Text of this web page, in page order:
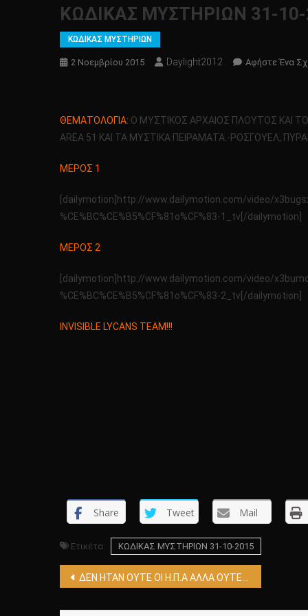
KΩΔΙΚΑΣ ΜΥΣΤΗΡΙΩΝ 31-10-
ΚΩΔΙΚΑΣ ΜΥΣΤΗΡΙΩΝ
2 Νοεμβρίου 2015 Daylight2012 Αφήστε Ένα
ΘΕΜΑΤΟΛΟΓΙΑ: Ο ΜΥΣΤΙΚΟΣ ΑΡΧΑΙΟΣ ΠΛΟΥΤΟΣ ΚΑΙ ΤΟ
AREA 51 ΚΑΙ ΤΑ ΜΥΣΤΙΚΑ ΠΕΙΡΑΜΑΤΑ.-ΡΟΣΓΟΥΕΛ,
ΜΕΡΟΣ 1
[dailymotion]http://www.dailymotion.com/video/
%CE%BC%CE%B5%CF%81o%CF%83-1_tv[/dailymotion]
ΜΕΡΟΣ 2
[dailymotion]http://www.dailymotion.com/video/
%CE%BC%CE%B5%CF%81o%CF%83-2_tv[/dailymotion]
INVISIBLE LYCANS TEAM!!!
Share Tweet Mail
Ετικέτα: KΩΔΙΚΑΣ ΜΥΣΤΗΡΙΩΝ 31-10-2015
Πλοήγηση
άρθρων
ΔΕΝ ΗΤΑΝ ΟΥΤΕ ΟΙ Η.Π.Α ΑΛΛΑ ΟΥΤΕ ΟΙ ΣΟΒΙΕΤΙΚΟΙ ΠΟΥ ΠΑΤΗΣΑΝ ΠΡΩΤΟΙ ΣΤΗΝ ΣΕΛΗΝΗ!!!! ΔΕΙΤΕ ΠΟΙΟΙ ΚΑΙ ΘΑ ΕΚΠΛΑΓΕΙΤΕ!!!!